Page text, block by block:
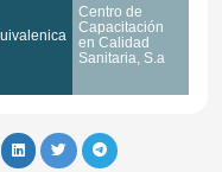
Centro de
Capacitación
en Calidad
Sanitaria, S.a